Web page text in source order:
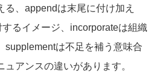
る、appendは末尾に付け加え
るイメージ、incorporateは組織
supplementは不足を補う意味合
アンスの違いがあります。